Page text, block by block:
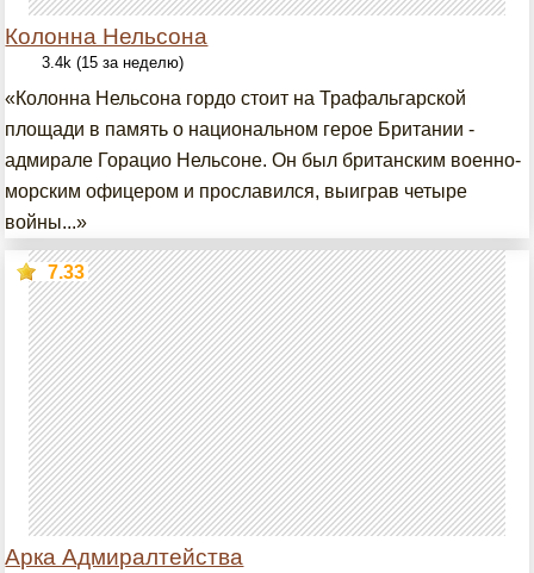
Колонна Нельсона
3.4k (15 за неделю)
«Колонна Нельсона гордо стоит на Трафальгарской
площади в память о национальном герое Британии -
адмирале Горацио Нельсоне. Он был британским военно-
морским офицером и прославился, выиграв четыре
войны...»
Арка Адмиралтейства
7.33